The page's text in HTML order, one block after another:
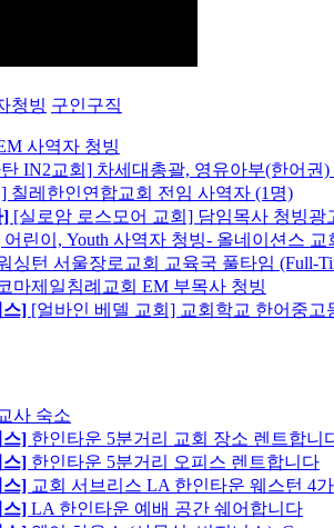
청빙 구인구직
사역자 청빙
IN2교회] 차세대총괄, 영유아부(한어권
칠레한인연합교회 전임 사역자 (1명)
] [실로암 로스모어 교회] 담임목사 청빙광
어린이, Youth 사역자 청빙- 올네이션스 교
싱턴 서울장로교회 교육국 풀타임 (Full-
마제일침례교회 EM 부목사 청빙
스] [얼바인 베델 교회] 교회학교 한어중
사 숙소
스] 한인타운 5분거리 교회 장소 렌트합니
스] 한인타운 5분거리 오피스 렌트합니다
스] 교회 서브리스 LA 한인타운 웨스턴 4가
스] LA 한인타운 예배 공간 쉐어합니다